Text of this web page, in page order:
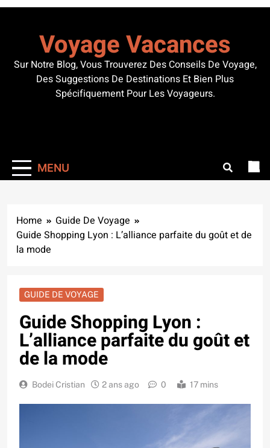
Skip
Voyage Vacances
Sur Notre Blog, Vous Trouverez Des Conseils De Voyage,
Des Suggestions De Destinations Et Bien Plus
Spécifiquement Pour Les Voyageurs.
MENU
Home
Guide De Voyage
Guide Shopping Lyon : L’alliance parfaite du goût et de
la mode
GUIDE DE VOYAGE
Guide Shopping Lyon :
L’alliance parfaite du goût et
de la mode
Bodei Cristian 2 ans ago 0 17 mins